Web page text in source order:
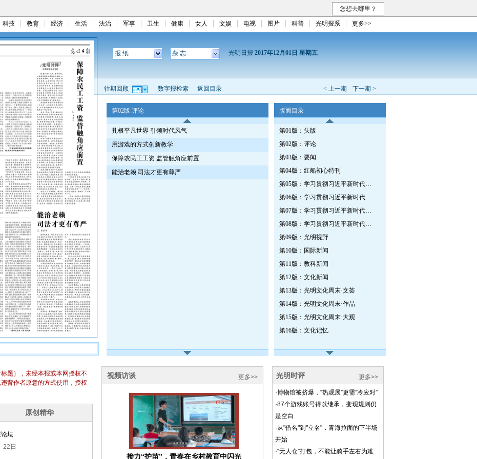
您想去哪里？
科技 教育 经济 生活 法治 军事 卫生 健康 女人 文娱 电视 图片 科普 光明报系 更多>>
报 纸 杂 志 光明日报 2017年12月01日 星期五
< 上一期 下一期 >
往期回顾 数字报检索 返回目录
第02版:评论
扎根平凡世界 引领时代风气
用游戏的方式创新教学
保障农民工工资 监管触角应前置
能治老赖 司法才更有尊严
版面目录
第01版：头版
第02版：评论
第03版：要闻
第04版：红船初心特刊
第05版：学习贯彻习近平新时代中国特色社会主义思想特刊·第二十二期
第06版：学习贯彻习近平新时代中国特色社会主义思想特刊
第07版：学习贯彻习近平新时代中国特色社会主义思想特刊
第08版：学习贯彻习近平新时代中国特色社会主义思想特刊
第09版：光明视野
第10版：国际新闻
第11版：教科新闻
第12版：文化新闻
第13版：光明文化周末·文荟
第14版：光明文化周末·作品
第15版：光明文化周末·大观
第16版：文化记忆